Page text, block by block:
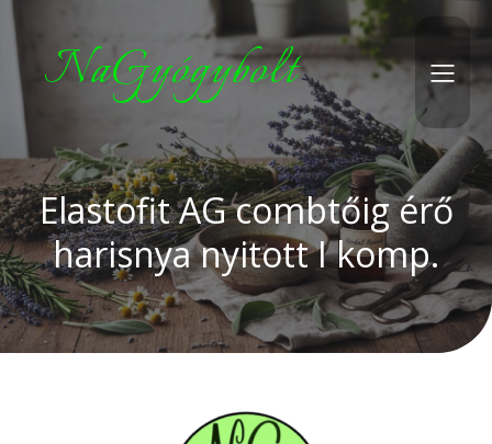
NaGyógybolt
Elastofit AG combtőig érő
harisnya nyitott I komp.